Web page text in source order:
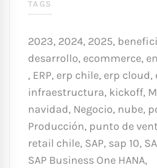
TAGS
2023, 2024, 2025,
desarrollo, ecommerce,
, ERP, erp chile, erp cloud,
infraestructura, kickoff,
navidad, Negocio, nube,
Producción, punto de
retail chile, SAP, sap 10,
SAP Business One HANA,